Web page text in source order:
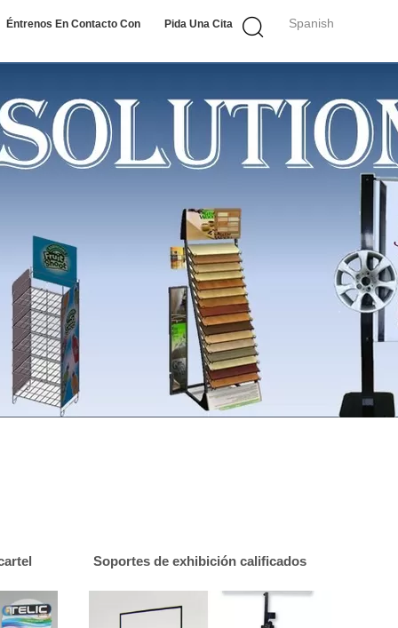
Spanish
Éntrenos En Contacto Con Pida Una Cita
Soportes de exhibición calificados